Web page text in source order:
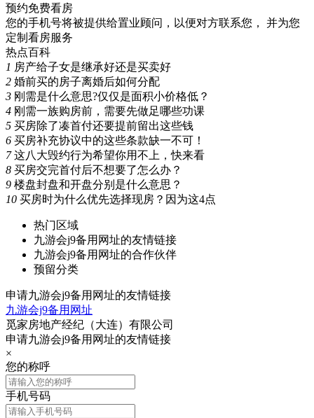
预约免费看房
您的手机号将被提供给置业顾问，以便对方联系您， 并为您
定制看房服务
热点百科
1 房产给子女是继承好还是买卖好
2 婚前买的房子离婚后如何分配
3 刚需是什么意思?仅仅是面积小价格低？
4 刚需一族购房前，需要先做足哪些功课
5 买房除了凑首付还要提前留出这些钱
6 买房补充协议中的这些条款缺一不可！
7 这八大毁约行为希望你用不上，快来看
8 买房交完首付后不想要了怎么办？
9 楼盘封盘和开盘分别是什么意思？
10 买房时为什么优先选择现房？因为这4点
热门区域
九游会j9备用网址的友情链接
九游会j9备用网址的合作伙伴
预留分类
申请九游会j9备用网址的友情链接
九游会j9备用网址
觅家房地产经纪（大连）有限公司
申请九游会j9备用网址的友情链接
×
您的称呼
手机号码